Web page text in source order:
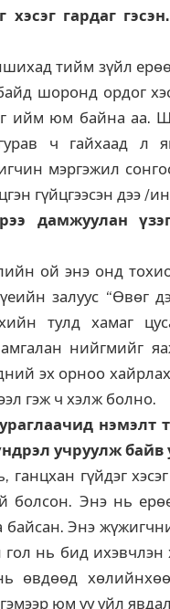
гардаг
тийм зүйл
шоронд ордог
ийм юм байна аа.
ч гайхаад л
мэргэжил
гүйцгээсэн дээ /
дамжуулан
ой энэ онд
залуус “Өвөг
тулд хамаг
нийгмийг
эх орноо хайрлах
гэж ч хэлж болно.
нэмэлт
учруулж байв
гүйдэг
болсон. Энэ нь
Энэ
нь бид ихэвчлэн
өвдөөд
юм уу үйл